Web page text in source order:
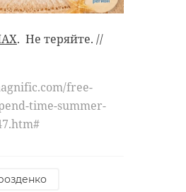
. Не теряйте. //
free-
time-summer-
район